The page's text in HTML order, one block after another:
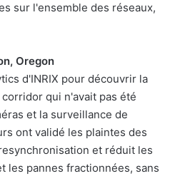
sur l'ensemble des réseaux,
Oregon
d'INRIX pour découvrir la
qui n'avait pas été
et la surveillance de
ont validé les plaintes des
et réduit les
les pannes fractionnées, sans